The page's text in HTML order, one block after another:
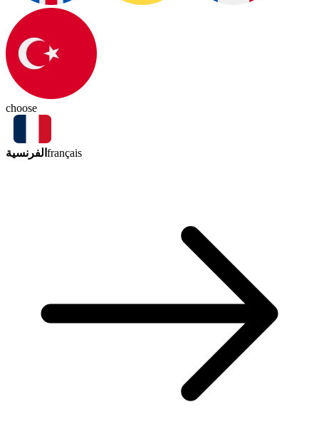
choose
الفرنسية français